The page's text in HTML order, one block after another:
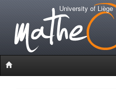
University of Liège